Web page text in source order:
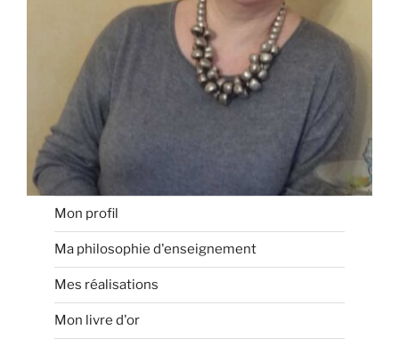
Mon profil
Ma philosophie d'enseignement
Mes réalisations
Mon livre d'or